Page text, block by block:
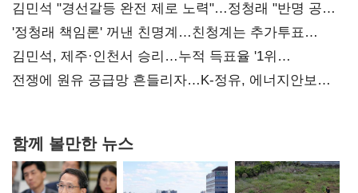
김민석 "경선갈등 완전 제로 노력"…정청래 "반명 공세
사과부터"
'정청래 책임론' 꺼낸 친명계…친청계는 추가투표
때리기
김민석, 제주·인천서 승리…누적 득표율 '1위
탈환'(종합)
전쟁에 원유 공급망 흔들리자…K-정유, 에너지안보
함께 볼만한 뉴스